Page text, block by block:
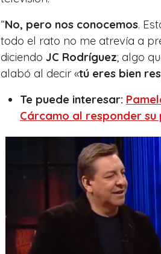
“No, pero nos conocemos.
todo el rato no me atrevía a
diciendo JC Rodríguez; algo
alabó al decir «tú eres bien
Te puede interesar:
Cárcamo al responder